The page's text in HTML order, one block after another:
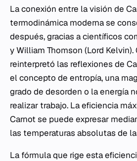
La conexión entre la visión de
termodinámica moderna se
después, gracias a científicos
y William Thomson (Lord Kelvin).
reinterpretó las reflexiones de
el concepto de entropía, una
grado de desorden o la energía
realizar trabajo. La eficiencia
Carnot se puede expresar
las temperaturas absolutas de
La fórmula que rige esta